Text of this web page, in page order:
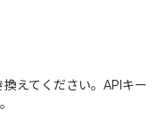
えてください。APIキー